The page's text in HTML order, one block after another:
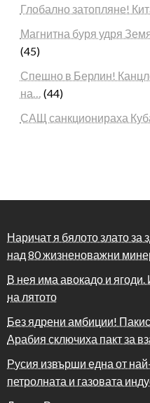
Глобално затопляне!
Магнитна буря удря
(45)
Спешно в Берлин!
на… (44)
САЩ санкционираха
Наричат я бялото злато за
над 80 жизненоважни
В нея има авокадо и
на лятото
Без ядрени амбиции!
Арабия сключиха пакт за
Русия извърши една от
петролната и газовата